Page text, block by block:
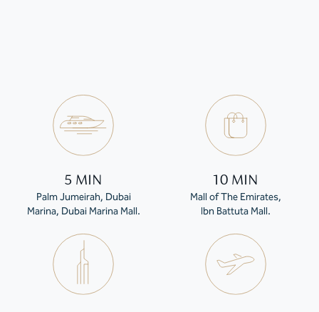
5 MIN
Palm Jumeirah, Dubai
Marina, Dubai Marina Mall.
10 MIN
Mall of The Emirates,
Ibn Battuta Mall.